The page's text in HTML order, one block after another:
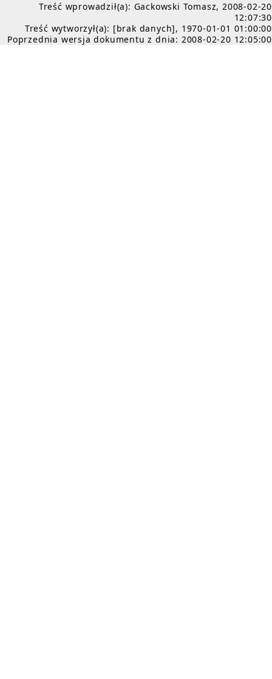
Treść wprowadził(a): Gackowski Tomasz, 2008-02-20
12:07:30
Treść wytworzył(a): [brak danych], 1970-01-01 01:00:00
Poprzednia wersja dokumentu z dnia: 2008-02-20 12:05:00